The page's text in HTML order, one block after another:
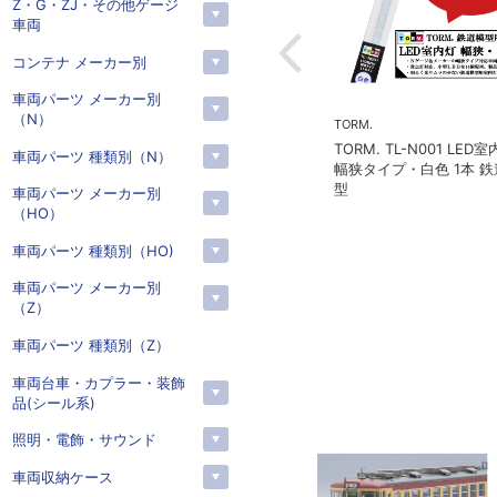
TORM. TL-N001 LED室内灯
幅狭タイプ・白色 1本 鉄道模
型
KATO(カトー）
カトー 5281 オハ14 国鉄仕
Z・G・ZJ・その他ゲージ
車両
コンテナ メーカー別
車両パーツ メーカー別
（N）
車両パーツ 種類別（N）
車両パーツ メーカー別
（HO）
車両パーツ 種類別（HO)
車両パーツ メーカー別
（Z）
車両パーツ 種類別（Z）
車両台車・カプラー・装飾
品(シール系)
照明・電飾・サウンド
車両収納ケース